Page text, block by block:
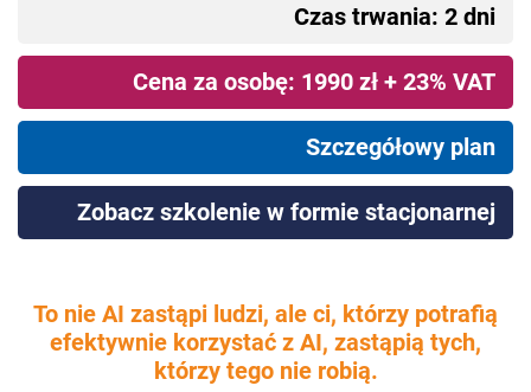
Czas trwania: 2 dni
Cena za osobę: 1990 zł + 23% VAT
Szczegółowy plan
Zobacz szkolenie w formie stacjonarnej
To nie AI zastąpi ludzi, ale ci, którzy potrafią
efektywnie korzystać z AI, zastąpią tych,
którzy tego nie robią.